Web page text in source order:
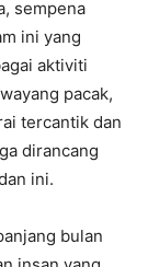
sempena
ini yang
aktiviti
pacak,
tercantik dan
dirancang
ini.
bulan